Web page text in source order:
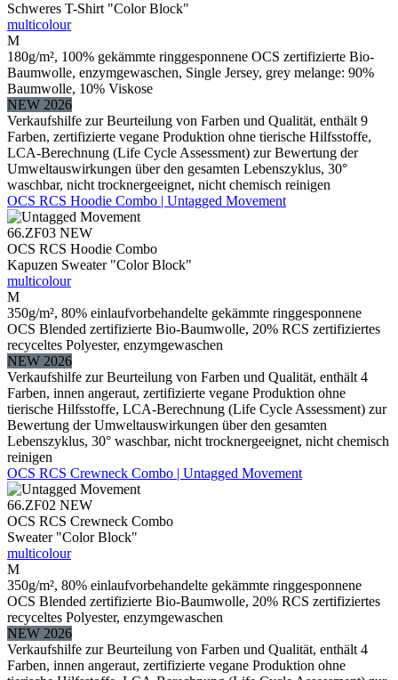
Schweres T-Shirt "Color Block"
multicolour
M
180g/m², 100% gekämmte ringgesponnene OCS zertifizierte Bio-
Baumwolle, enzymgewaschen, Single Jersey, grey melange: 90%
Baumwolle, 10% Viskose
NEW 2026
Verkaufshilfe zur Beurteilung von Farben und Qualität, enthält 9
Farben, zertifizierte vegane Produktion ohne tierische Hilfsstoffe,
LCA-Berechnung (Life Cycle Assessment) zur Bewertung der
Umweltauswirkungen über den gesamten Lebenszyklus, 30°
waschbar, nicht trocknergeeignet, nicht chemisch reinigen
OCS RCS Hoodie Combo | Untagged Movement
66.ZF03 NEW
OCS RCS Hoodie Combo
Kapuzen Sweater "Color Block"
multicolour
M
350g/m², 80% einlaufvorbehandelte gekämmte ringgesponnene
OCS Blended zertifizierte Bio-Baumwolle, 20% RCS zertifiziertes
recyceltes Polyester, enzymgewaschen
NEW 2026
Verkaufshilfe zur Beurteilung von Farben und Qualität, enthält 4
Farben, innen angeraut, zertifizierte vegane Produktion ohne
tierische Hilfsstoffe, LCA-Berechnung (Life Cycle Assessment) zur
Bewertung der Umweltauswirkungen über den gesamten
Lebenszyklus, 30° waschbar, nicht trocknergeeignet, nicht chemisch
reinigen
OCS RCS Crewneck Combo | Untagged Movement
66.ZF02 NEW
OCS RCS Crewneck Combo
Sweater "Color Block"
multicolour
M
350g/m², 80% einlaufvorbehandelte gekämmte ringgesponnene
OCS Blended zertifizierte Bio-Baumwolle, 20% RCS zertifiziertes
recyceltes Polyester, enzymgewaschen
NEW 2026
Verkaufshilfe zur Beurteilung von Farben und Qualität, enthält 4
Farben, innen angeraut, zertifizierte vegane Produktion ohne